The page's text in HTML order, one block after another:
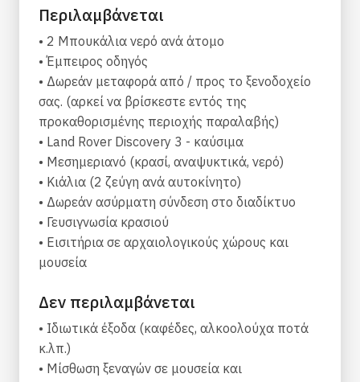
Αφού γνωρίσετε τον οδηγό μας και
παρακολουθήσετε μια σύντομη ενημέρωση, η
εκδρομή μας θα ξεκινήσει. Πρώτη στάση ο
αρχαιολογικός χώρος της Κνωσού, η οποία
ανακαλύφθηκε από τον Άρθουρ Έβανς και τον
Ντέιβιντ Τζορτζ Χόγκαρντ. Η Κνωσός είναι ο
μεγαλύτερος αρχαιολογικός χώρος της Εποχής
του Χαλκού στην Κρήτη και αποτελεί τον
παλαιότερο πολιτισμό της Ευρώπης. Εκεί, θα
έχετε την δυνατότητα να περιηγηθείτε στο
παλάτι και να μάθετε τόσο την ιστορική
σημασία του όσο και τους μύθους και τους
θρύλους που το περιβάλλουν (Στον
ξεναγοί προς μίσθωση για όποιον επιθυμεί
επαγγελματική ξενάγηση). Μετά την επίσκεψή
σας στον αρχαιολογικό χώρο της Κνωσού θα
κατευθυνθούμε σε τοπικό οινοποιείο, όπου θα
Περιλαμβάνεται
• 2 Μπουκάλια νερό ανά άτομο
• Έμπειρος οδηγός
• Δωρεάν μεταφορά από / προς το ξενοδοχείο
σας. (αρκεί να βρίσκεστε εντός της
προκαθορισμένης περιοχής παραλαβής)
• Land Rover Discovery 3 - καύσιμα
• Μεσημεριανό (κρασί, αναψυκτικά, νερό)
• Κιάλια (2 ζεύγη ανά αυτοκίνητο)
• Δωρεάν ασύρματη σύνδεση στο διαδίκτυο
• Γευσιγνωσία κρασιού
• Εισιτήρια σε αρχαιολογικούς χώρους και
μουσεία
Δεν περιλαμβάνεται
• Ιδιωτικά έξοδα (καφέδες, αλκοολούχα ποτά
κ.λπ.)
• Μίσθωση ξεναγών σε μουσεία και